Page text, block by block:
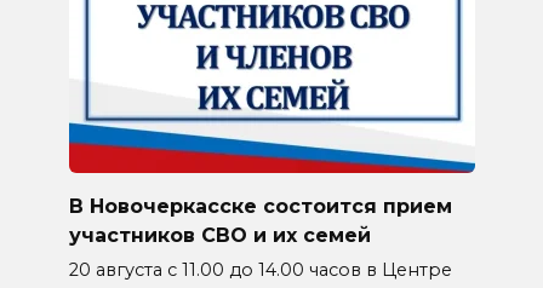
В Новочеркасске состоится прием
участников СВО и их семей
20 августа с 11.00 до 14.00 часов в Центре